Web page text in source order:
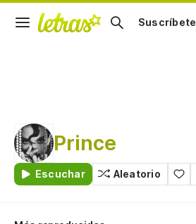
Suscríbete
Prince
Escuchar Aleatorio